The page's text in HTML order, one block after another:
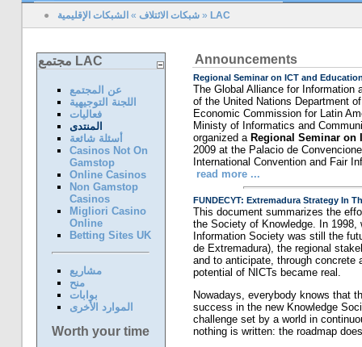
●
شبكات الائتلاف » الشبكات الإقليمية » LAC
مجتمع LAC
عن المجتمع
اللجنة التوجيهية
فعاليات
المنتدى
أسئلة شائعة
Casinos Not On
Gamstop
Online Casinos
Non Gamstop
Casinos
Migliori Casino
Online
Betting Sites UK
مشاريع
منح
بوابات
الموارد الأخرى
Worth your time
Announcements
The Global Alliance for Information
of the United Nations Department
Economic Commission for Latin
Ministy of Informatics and
organized a Regional Seminar on
2009 at the Palacio de
International Convention and Fair
read more ...
This document summarizes the
the Society of Knowledge. In 1998,
Information Society was still the
de Extremadura), the regional
and to anticipate, through concrete
potential of NICTs became real.
Nowadays, everybody knows that
success in the new Knowledge
challenge set by a world in
nothing is written: the roadmap